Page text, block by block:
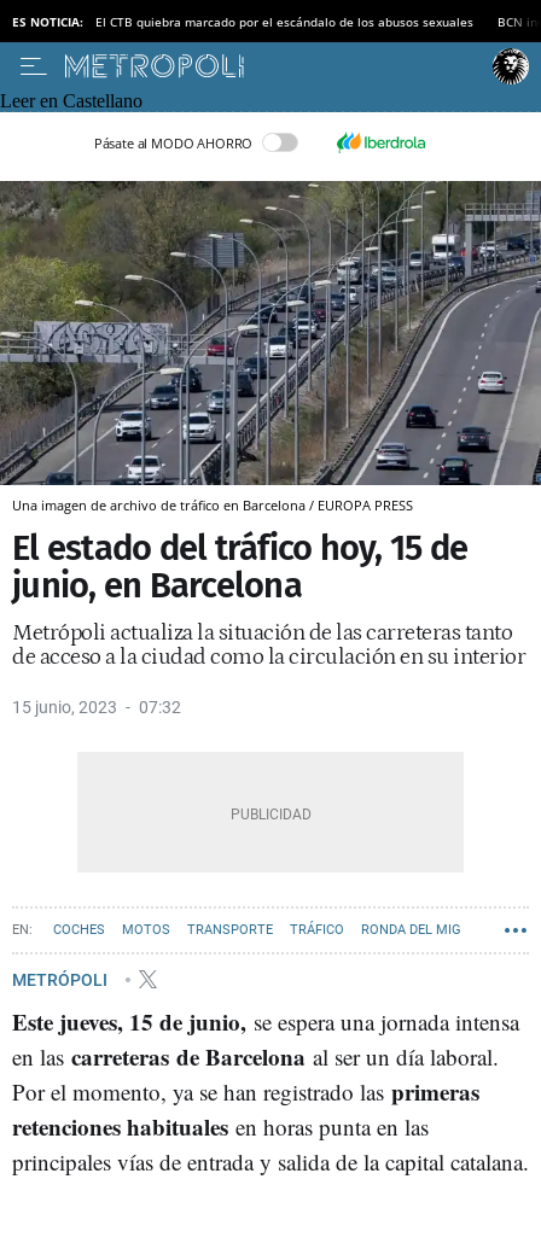
ES NOTICIA: El CTB quiebra marcado por el escándalo de los abusos sexuales BCN
Leer en Castellano
Pásate al MODO AHORRO
Una imagen de archivo de tráfico en Barcelona / EUROPA PRESS
El estado del tráfico hoy, 15 de
junio, en Barcelona
Metrópoli actualiza la situación de las carreteras tanto
de acceso a la ciudad como la circulación en su interior
15 junio, 2023 07:32
COCHES MOTOS TRANSPORTE TRÁFICO RONDA DEL MIG
RONDA DE DALT RONDA LITORAL
METRÓPOLI
Este jueves, 15 de junio, se espera una jornada intensa
en las carreteras de Barcelona al ser un día laboral.
Por el momento, ya se han registrado las primeras
retenciones habituales en horas punta en las
principales vías de entrada y salida de la capital catalana.